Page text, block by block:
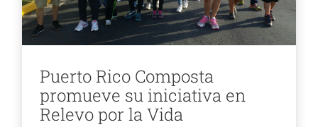
Puerto Rico Composta
promueve su iniciativa en
Relevo por la Vida